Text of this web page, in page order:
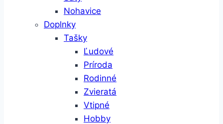
Nohavice
Doplnky
Tašky
Ľudové
Príroda
Rodinné
Zvieratá
Vtipné
Hobby